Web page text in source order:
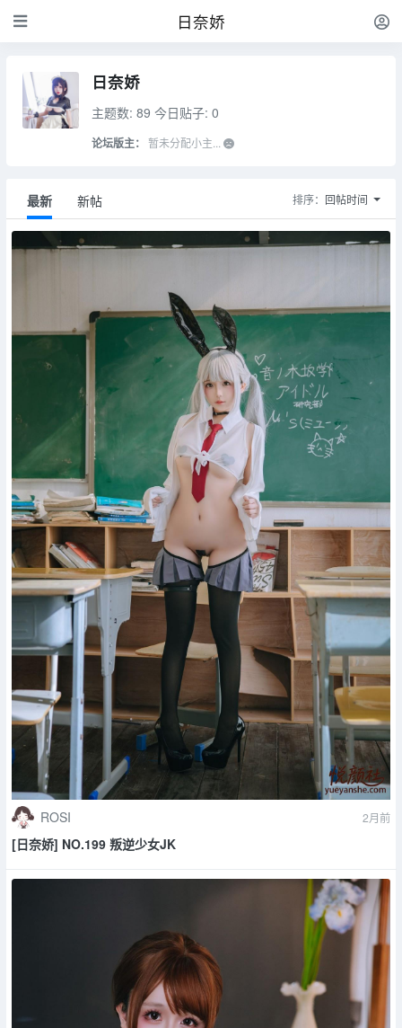
日奈娇
日奈娇
主题数: 89 今日贴子: 0
论坛版主： 暂未分配小主...
最新 新帖 排序： 回帖时间
ROSI 2月前
[日奈娇] NO.199 叛逆少女JK